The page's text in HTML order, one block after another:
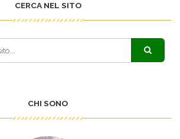
CERCA NEL SITO
CHI SONO